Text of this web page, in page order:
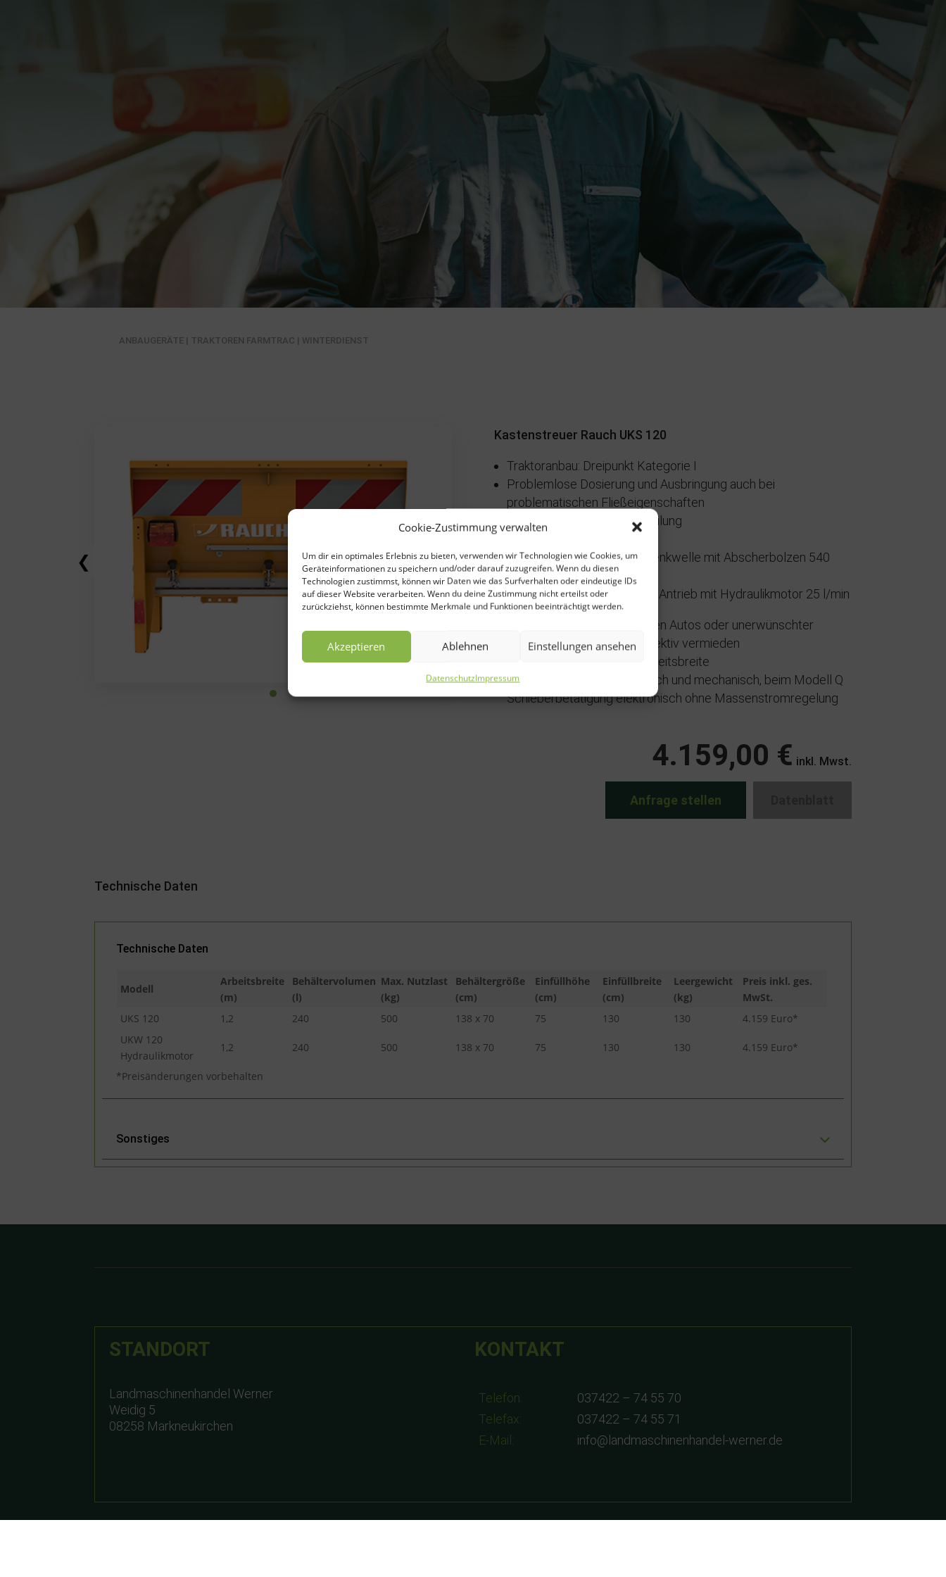
Cookie-Zustimmung verwalten
Um dir ein optimales Erlebnis zu bieten, verwenden wir Technologien wie Cookies, um
Geräteinformationen zu speichern und/oder darauf zuzugreifen. Wenn du diesen
Technologien zustimmst, können wir Daten wie das Surfverhalten oder eindeutige IDs
auf dieser Website verarbeiten. Wenn du deine Zustimmung nicht erteilst oder
zurückziehst, können bestimmte Merkmale und Funktionen beeinträchtigt werden.
Akzeptieren Ablehnen Einstellungen ansehen
DatenschutzImpressum
ANBAUGERÄTE | TRAKTOREN FARMTRAC | WINTERDIENST
❮ ❯
Kastenstreuer Rauch UKS 120
Traktoranbau: Dreipunkt Kategorie I
Problemlose Dosierung und Ausbringung auch bei
problematischen Fließeigenschaften
Energiearme, fallende Verteilung
UKS 120: Antrieb mit Gelenkwelle mit Abscherbolzen 540
U/min
UKS 120 Hydraulikmotor: Antrieb mit Hydraulikmotor 25 l/min
Anstrahlungen von parkenden Autos oder unerwünschter
Streuguteintrag werden effektiv vermieden
Grenzstreuen mit fester Arbeitsbreite
Schieberbetätigung elektrisch und mechanisch, beim Modell Q
Schieberbetätigung elektronisch ohne Massenstromregelung
4.159,00 € inkl. Mwst.
Anfrage stellen
Technische Daten
Technische Daten
Modell
Arbeitsbreite
(m)
Behältervolumen
(l)
Max. Nutzlast
(kg)
Behältergröße
(cm)
Einfüllhöhe
(cm)
Einfüllbreite
(cm)
Leergewicht
(kg)
Preis inkl. ges.
MwSt.
UKS 120
1,2 240 500 138 x 70 75 130 130
4.159 Euro*
UKW 120
Hydraulikmotor
1,2 240 500 138 x 70 75 130 130 4.159 Euro*
*Preisänderungen vorbehalten
Sonstiges
STANDORT
Landmaschinenhandel Werner
Weidig 5
08258 Markneukirchen
KONTAKT
Telefon:
037422 – 74 55 70
Telefax:
037422 – 74 55 71
E-Mail:
info@landmaschinenhandel-werner.de